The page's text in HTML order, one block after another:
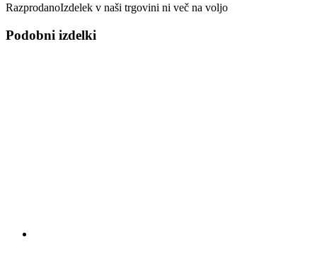
RazprodanoIzdelek v naši trgovini ni več na voljo
Podobni izdelki